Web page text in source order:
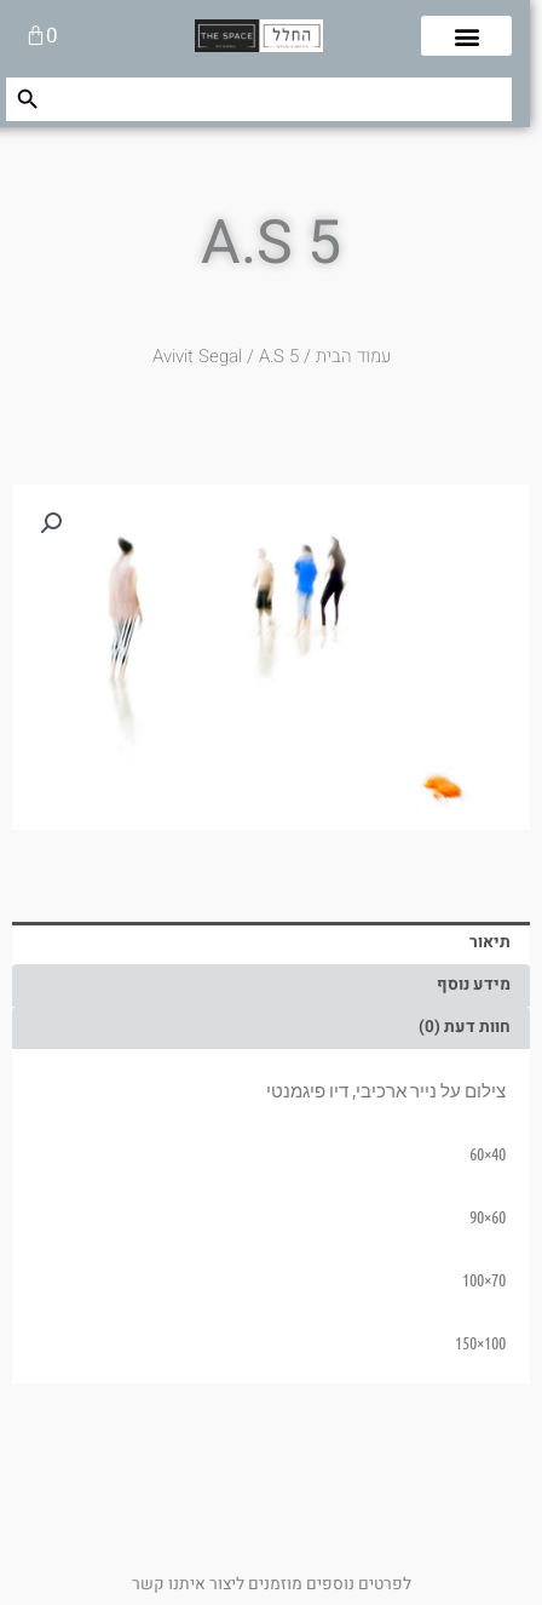
0עגלת
קניות
Search
Search Button
A.S 5
עמוד הבית/
Avivit Segal/ A.S 5
תיאור
מידע נוסף
חוות דעת (0)
צילום על נייר ארכיבי, דיו פיגמנטי
40×60
60×90
70×100
100×150
לפרטים נוספים מוזמנים ליצור איתנו קשר